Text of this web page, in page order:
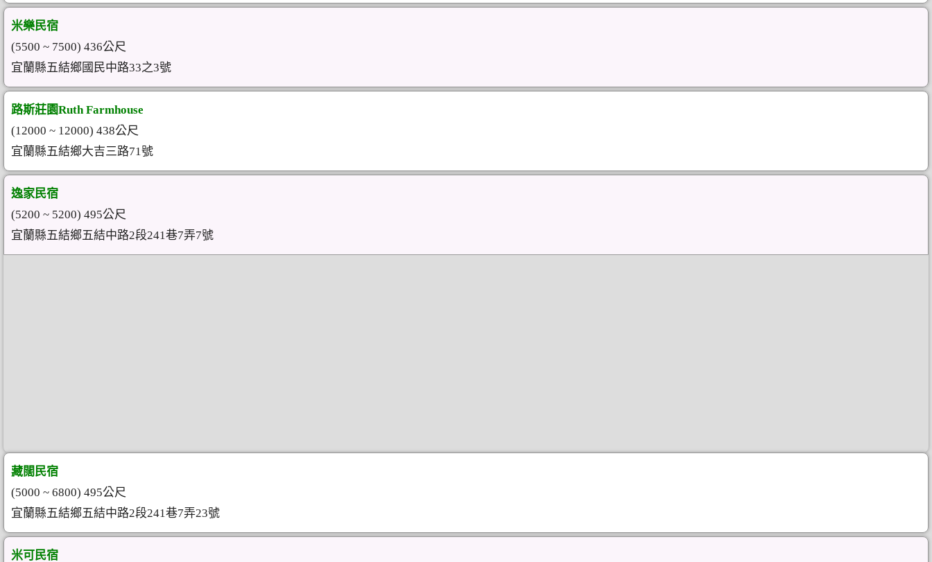
米樂民宿
(5500 ~ 7500) 436公尺
宜蘭縣五結鄉國民中路33之3號
路斯莊園Ruth Farmhouse
(12000 ~ 12000) 438公尺
宜蘭縣五結鄉大吉三路71號
逸家民宿
(5200 ~ 5200) 495公尺
宜蘭縣五結鄉五結中路2段241巷7弄7號
藏闊民宿
(5000 ~ 6800) 495公尺
宜蘭縣五結鄉五結中路2段241巷7弄23號
米可民宿